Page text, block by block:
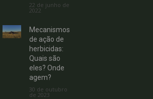
22 de junho de
2022
Mecanismos
de ação de
herbicidas:
Quais são
eles? Onde
agem?
30 de outubro
de 2023